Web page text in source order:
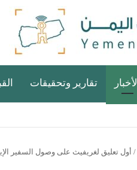
الأخبار تقارير وتحقيقات
/ أول تعليق لغريفيث على وصول السفير